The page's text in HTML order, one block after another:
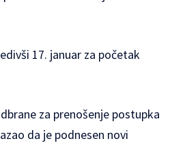
17. januar za početak
za prenošenje postupka
da je podnesen novi